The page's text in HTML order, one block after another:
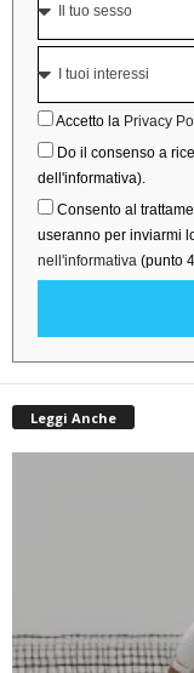
Accetto la Privacy
Do il consenso a
dell'informativa).
Consento al
useranno per inviarmi
nell'informativa (punto
Leggi Anche